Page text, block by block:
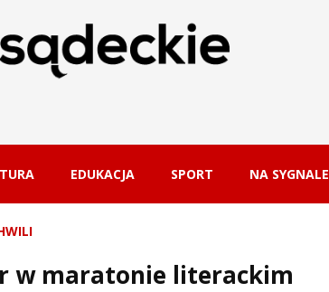
EDUKACJA SPORT NA SYGNALE
w maratonie literackim